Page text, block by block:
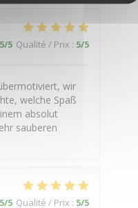
5/5 Qualité / Prix : 5/5
wir
welche Spaß
absolut
sauberen
5/5 Qualité / Prix : 5/5